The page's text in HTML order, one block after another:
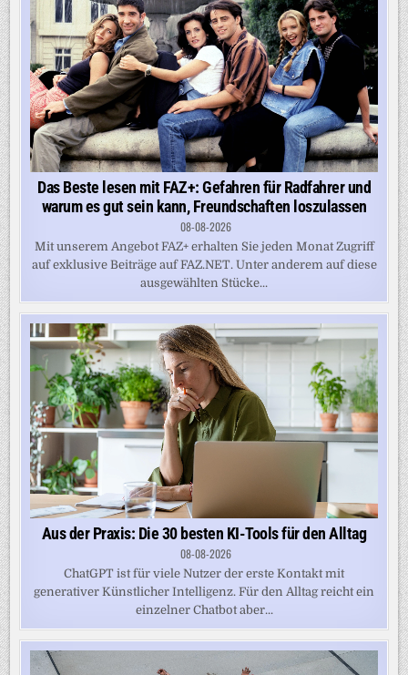
Das Beste lesen mit FAZ+: Gefahren für Radfahrer und
warum es gut sein kann, Freundschaften loszulassen
08-08-2026
Mit unserem Angebot FAZ+ erhalten Sie jeden Monat Zugriff
auf exklusive Beiträge auf FAZ.NET. Unter anderem auf diese
ausgewählten Stücke...
Aus der Praxis: Die 30 besten KI-Tools für den Alltag
08-08-2026
ChatGPT ist für viele Nutzer der erste Kontakt mit
generativer Künstlicher Intelligenz. Für den Alltag reicht ein
einzelner Chatbot aber...